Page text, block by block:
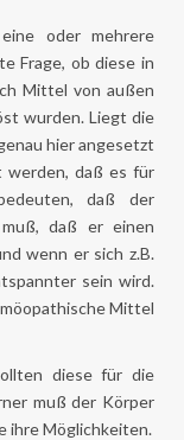
oder mehrere
Frage, ob diese in
Mittel von außen
wurden. Liegt die
hier angesetzt
werden, daß es für
daß der
daß er einen
wenn er sich z.B.
sein wird.
Mittel
diese für die
muß der Körper
ihre Möglichkeiten.